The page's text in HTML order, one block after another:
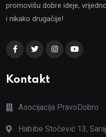
promovišu dobre ideje,
i nikako drugačije!
Kontakt
Asocijacija PravoDobro
Habibe Stočević 13,